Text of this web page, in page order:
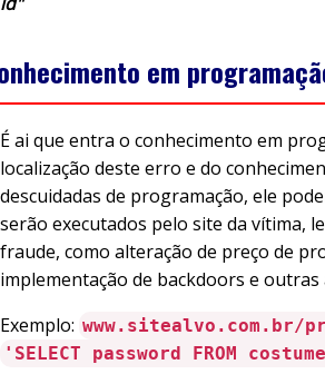
em
É ai que entra o conhecimento em
localização deste erro e do
descuidadas de programação, ele
serão executados pelo site da vítima,
fraude, como alteração de preço de
implementação de backdoors e outras
Exemplo: www.sitealvo.com.br/
'SELECT password FROM